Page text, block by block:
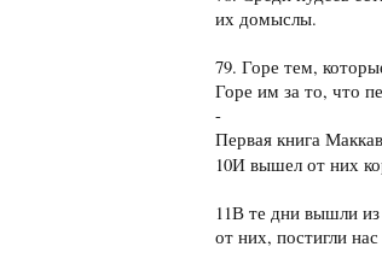
их домыслы.
79. Горе тем,
Горе им за то, что
-
Первая книга
10И вышел от них
11В те дни вышли
от них, постигли